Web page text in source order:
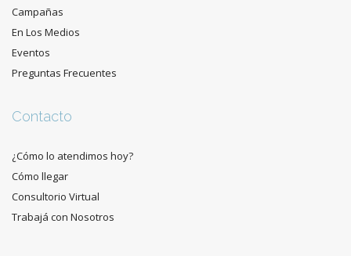
Campañas
En Los Medios
Eventos
Preguntas Frecuentes
Contacto
¿Cómo lo atendimos hoy?
Cómo llegar
Consultorio Virtual
Trabajá con Nosotros